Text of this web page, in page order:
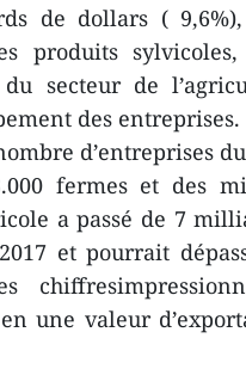
de dollars (
produits
du secteur de
des entreprises.
d’entreprises
fermes et des
a passé de 7
et pourrait
une valeur